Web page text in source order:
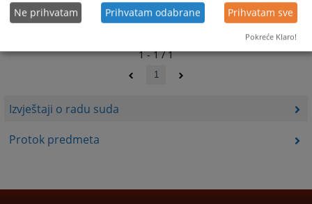
Izvještaji o radu suda
Protok predmeta
1 - 1 / 1
1
Ne prihvatam Prihvatam odabrane Prihvatam sve
Pokreće Klaro!